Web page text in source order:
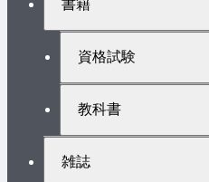
書籍
資格試験
教科書
雑誌